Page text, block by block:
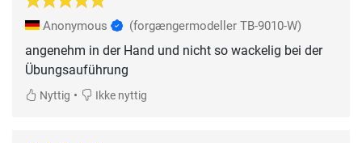
Anonymous (forgængermodeller TB-9010-W)
angenehm in der Hand und nicht so wackelig bei der
Übungsauführung
Nyttig • Ikke nyttig